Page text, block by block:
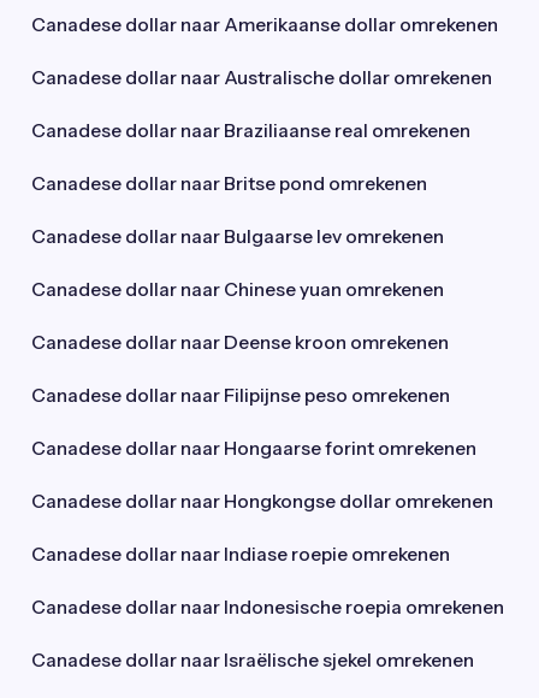
Canadese dollar naar Amerikaanse dollar omrekenen
Canadese dollar naar Australische dollar omrekenen
Canadese dollar naar Braziliaanse real omrekenen
Canadese dollar naar Britse pond omrekenen
Canadese dollar naar Bulgaarse lev omrekenen
Canadese dollar naar Chinese yuan omrekenen
Canadese dollar naar Deense kroon omrekenen
Canadese dollar naar Filipijnse peso omrekenen
Canadese dollar naar Hongaarse forint omrekenen
Canadese dollar naar Hongkongse dollar omrekenen
Canadese dollar naar Indiase roepie omrekenen
Canadese dollar naar Indonesische roepia omrekenen
Canadese dollar naar Israëlische sjekel omrekenen